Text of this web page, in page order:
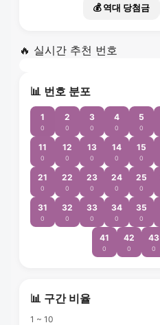
💰 역대 당첨금
🔥 실시간 추천 번호
📊 번호 분포
1
0
2
0
3
0
4
0
5
0
11
0
12
0
13
0
14
0
15
0
21
0
22
0
23
0
24
0
25
0
31
0
32
0
33
0
34
0
35
0
41
0
42
0
43
0
📊 구간 비율
1 ~ 10